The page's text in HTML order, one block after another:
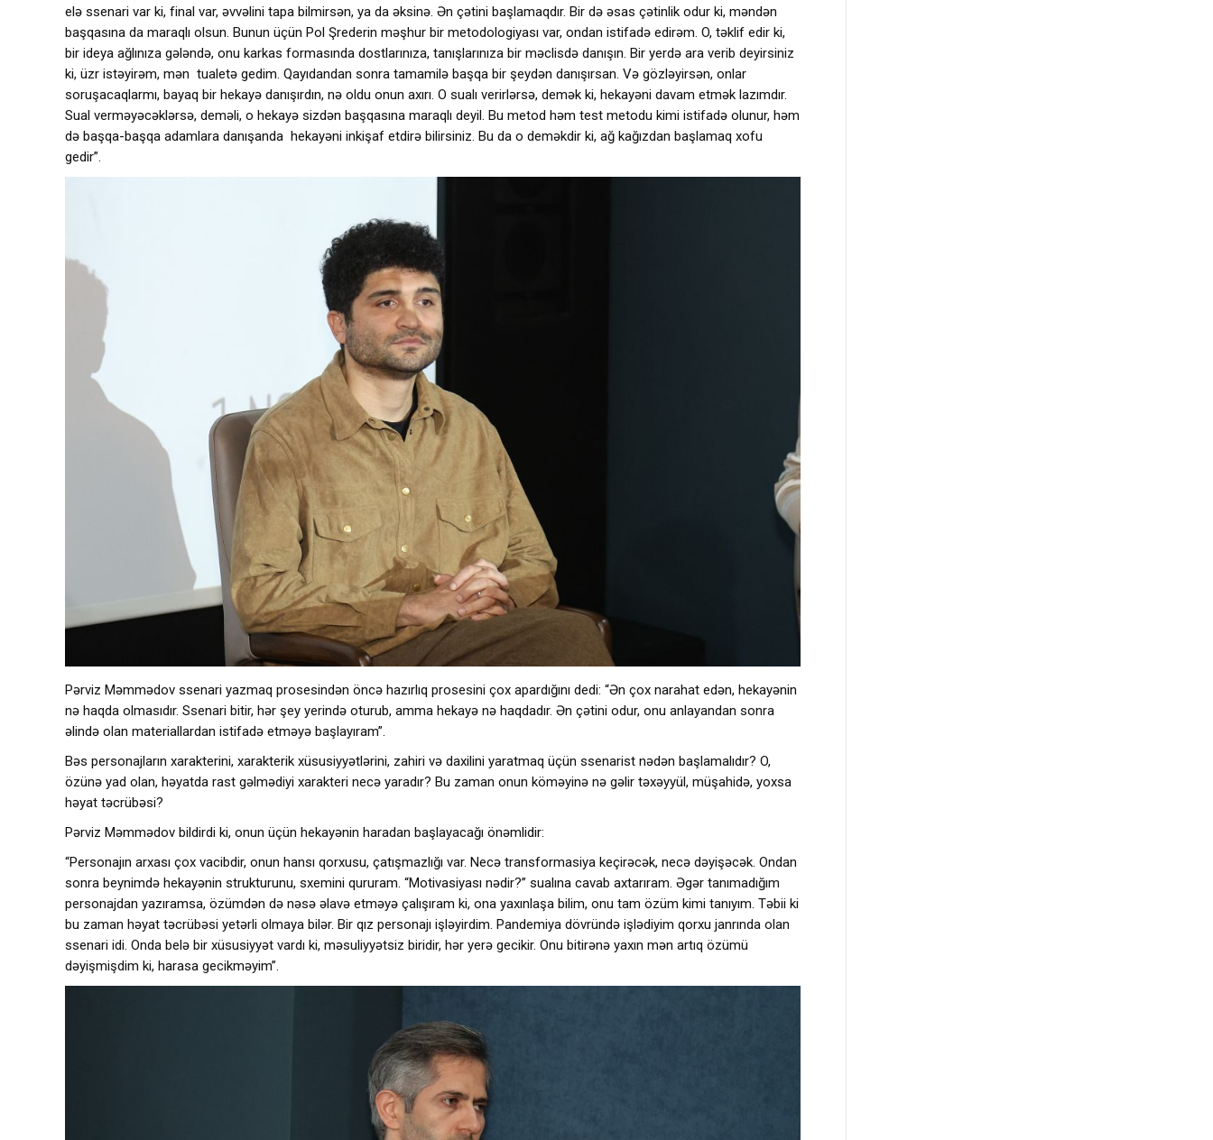
elə ssenari var ki, final var, əvvəlini tapa bilmirsən, ya da əksinə. Ən çətini başlamaqdır. Bir də əsas çətinlik odur ki, məndən
başqasına da maraqlı olsun. Bunun üçün Pol Şrederin məşhur bir metodologiyası var, ondan istifadə edirəm. O, təklif edir ki,
bir ideya ağlınıza gələndə, onu karkas formasında dostlarınıza, tanışlarınıza bir məclisdə danışın. Bir yerdə ara verib deyirsiniz
ki, üzr istəyirəm, mən tualetə gedim. Qayıdandan sonra tamamilə başqa bir şeydən danışırsan. Və gözləyirsən, onlar
soruşacaqlarmı, bayaq bir hekayə danışırdın, nə oldu onun axırı. O sualı verirlərsə, demək ki, hekayəni davam etmək lazımdır.
Sual verməyəcəklərsə, deməli, o hekayə sizdən başqasına maraqlı deyil. Bu metod həm test metodu kimi istifadə olunur, həm
də başqa-başqa adamlara danışanda hekayəni inkişaf etdirə bilirsiniz. Bu da o deməkdir ki, ağ kağızdan başlamaq xofu
gedir”.
Pərviz Məmmədov ssenari yazmaq prosesindən öncə hazırlıq prosesini çox apardığını dedi: “Ən çox narahat edən, hekayənin
nə haqda olmasıdır. Ssenari bitir, hər şey yerində oturub, amma hekayə nə haqdadır. Ən çətini odur, onu anlayandan sonra
əlində olan materiallardan istifadə etməyə başlayıram”.
Bəs personajların xarakterini, xarakterik xüsusiyyətlərini, zahiri və daxilini yaratmaq üçün ssenarist nədən başlamalıdır? O,
özünə yad olan, həyatda rast gəlmədiyi xarakteri necə yaradır? Bu zaman onun köməyinə nə gəlir təxəyyül, müşahidə, yoxsa
həyat təcrübəsi?
Pərviz Məmmədov bildirdi ki, onun üçün hekayənin haradan başlayacağı önəmlidir:
“Personajın arxası çox vacibdir, onun hansı qorxusu, çatışmazlığı var. Necə transformasiya keçirəcək, necə dəyişəcək. Ondan
sonra beynimdə hekayənin strukturunu, sxemini qururam. “Motivasiyası nədir?” sualına cavab axtarıram. Əgər tanımadığım
personajdan yazıramsa, özümdən də nəsə əlavə etməyə çalışıram ki, ona yaxınlaşa bilim, onu tam özüm kimi tanıyım. Təbii ki
bu zaman həyat təcrübəsi yetərli olmaya bilər. Bir qız personajı işləyirdim. Pandemiya dövründə işlədiyim qorxu janrında olan
ssenari idi. Onda belə bir xüsusiyyət vardı ki, məsuliyyətsiz biridir, hər yerə gecikir. Onu bitirənə yaxın mən artıq özümü
dəyişmişdim ki, harasa gecikməyim”.